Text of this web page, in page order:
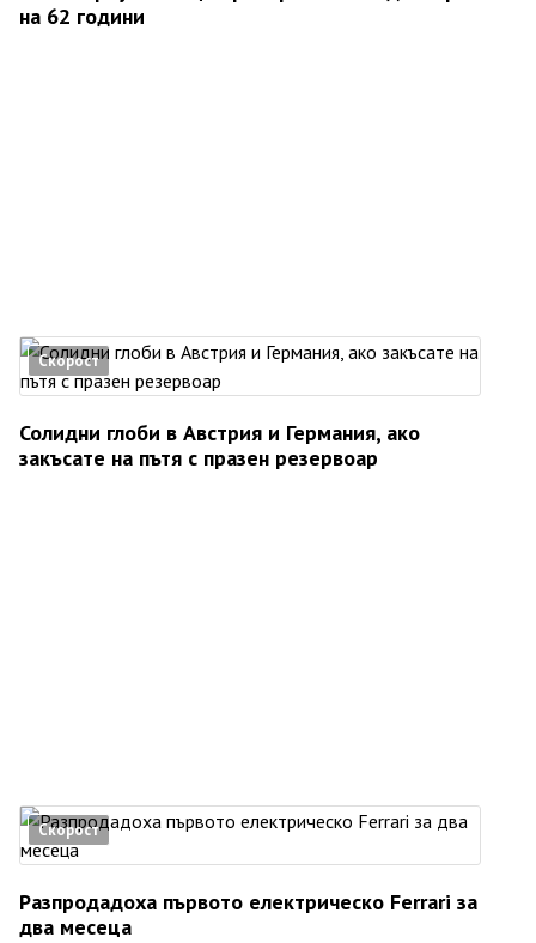
на 62 години
Скорост
Солидни глоби в Австрия и Германия, ако
закъсате на пътя с празен резервоар
Скорост
Разпродадоха първото електрическо Ferrari за
два месеца